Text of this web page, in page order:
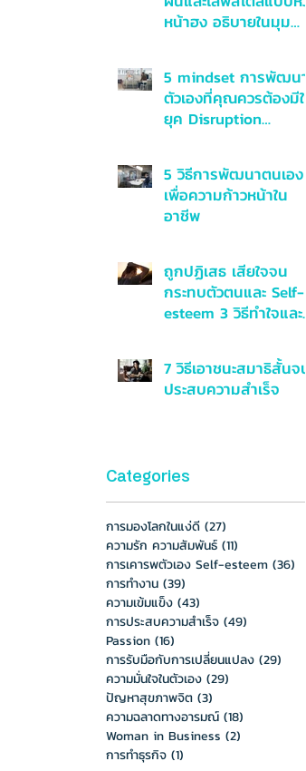
หน้าฮง อธิบายในมุม
5 mindset การพัฒนา
ตัวเองที่คุณควรต้องมีใน
ยุค Disruption
5 วิธีการพัฒนาตนเอง
เพื่อความก้าวหน้าใน
อาชีพ
ถูกปฏิเสธ เสียใจจน
กระทบตัวตนและ Self-
esteem 3 วิธีทำใจและ
7 วิธีเอาชนะสมาธิสั้นจน
ประสบความสำเร็จ
Categories
การมองโลกในแง่ดี (27)
ความรัก ความสัมพันธ์ (11)
การเคารพตัวเอง Self-esteem (36)
การทำงาน (39)
ความเข้มแข็ง (43)
การประสบความสำเร็จ (49)
Passion (16)
การรับมือกับการเปลี่ยนแปลง (29)
ความมั่นใจในตัวเอง (29)
ปัญหาสุขภาพจิต (3)
ความฉลาดทางอารมณ์ (18)
Woman in Business (2)
การทำธุรกิจ (1)